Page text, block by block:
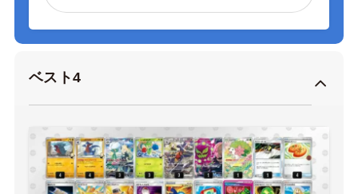
ベスト4